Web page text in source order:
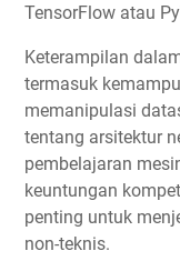
TensorFlow atau
Keterampilan
termasuk
memanipulasi
tentang arsitektur
pembelajaran
keuntungan
penting untuk
non-teknis.